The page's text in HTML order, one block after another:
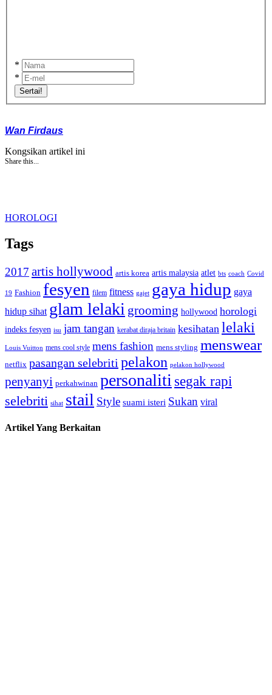
*
*
Sertai!
Wan Firdaus
Kongsikan artikel ini
Share this...
HOROLOGI
Tags
2017 artis hollywood artis korea artis malaysia atlet bts coach Covid
19 Fashion fesyen filem fitness gajet gaya hidup gaya
hidup sihat glam lelaki grooming hollywood horologi
indeks fesyen isu jam tangan kerabat diraja britain kesihatan lelaki
Louis Vuitton mens cool style mens fashion mens styling menswear
netflix pasangan selebriti pelakon pelakon hollywood
penyanyi perkahwinan personaliti segak rapi
selebriti sihat stail Style suami isteri Sukan viral
Artikel Yang Berkaitan